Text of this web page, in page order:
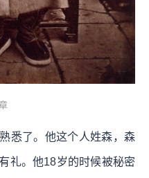
悉了。他这个人姓森，森
礼。他18岁的时候被秘密